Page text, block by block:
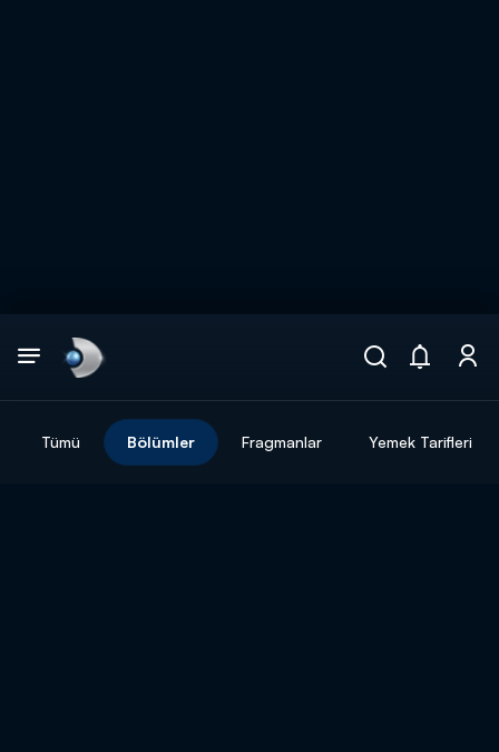
Tümü Bölümler Fragmanlar Yemek Tarifleri